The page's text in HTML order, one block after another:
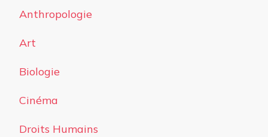
Anthropologie
Art
Biologie
Cinéma
Droits Humains